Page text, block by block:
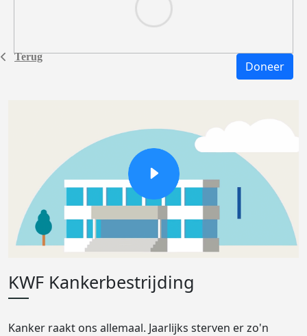
Terug
Doneer
KWF Kankerbestrijding
Kanker raakt ons allemaal. Jaarlijks sterven er zo'n